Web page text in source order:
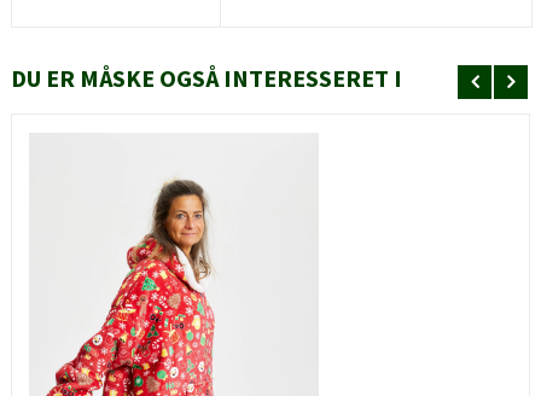
DU ER MÅSKE OGSÅ INTERESSERET I
HURTIGT KIG